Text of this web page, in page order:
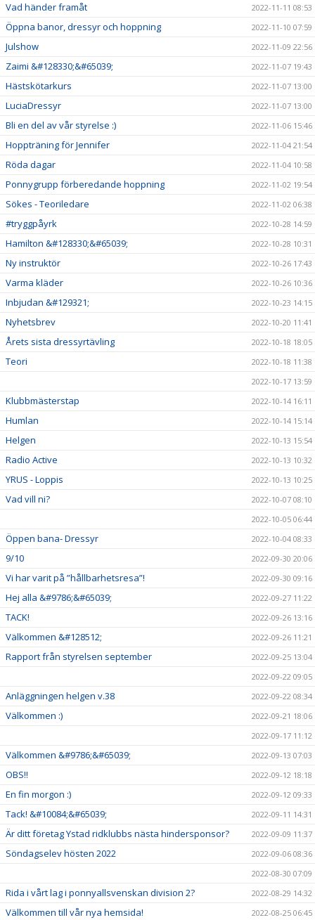
Vad händer framåt 2022-11-11 08:53
Öppna banor, dressyr och hoppning 2022-11-10 07:59
Julshow 2022-11-09 22:56
Zaimi &#128330;&#65039; 2022-11-07 19:43
Hästskötarkurs 2022-11-07 13:00
LuciaDressyr 2022-11-07 13:00
Bli en del av vår styrelse :) 2022-11-06 15:46
Hoppträning för Jennifer 2022-11-04 21:54
Röda dagar 2022-11-04 10:58
Ponnygrupp förberedande hoppning 2022-11-02 19:54
Sökes - Teoriledare 2022-11-02 06:38
#tryggpåyrk 2022-10-28 14:59
Hamilton &#128330;&#65039; 2022-10-28 10:31
Ny instruktör 2022-10-26 17:43
Varma kläder 2022-10-26 10:36
Inbjudan &#129321; 2022-10-23 14:15
Nyhetsbrev 2022-10-20 11:41
Årets sista dressyrtävling 2022-10-18 18:05
Teori
2022-10-18 11:38
2022-10-17 13:59
Klubbmästerstap 2022-10-14 16:11
Humlan 2022-10-14 15:14
Helgen 2022-10-13 15:54
Radio Active 2022-10-13 10:32
YRUS - Loppis 2022-10-13 10:25
Vad vill ni?
2022-10-07 08:10
2022-10-05 06:44
Öppen bana- Dressyr 2022-10-04 08:33
9/10 2022-09-30 20:06
Vi har varit på ”hållbarhetsresa”! 2022-09-30 09:16
Hej alla &#9786;&#65039; 2022-09-27 11:22
TACK! 2022-09-26 13:16
Välkommen &#128512; 2022-09-26 11:21
Rapport från styrelsen september
2022-09-25 13:04
2022-09-22 09:05
Anläggningen helgen v.38 2022-09-22 08:34
Välkommen :)
2022-09-21 18:06
2022-09-17 11:12
Välkommen &#9786;&#65039; 2022-09-13 07:03
OBS!! 2022-09-12 18:18
En fin morgon :) 2022-09-12 09:33
Tack! &#10084;&#65039; 2022-09-11 14:31
Är ditt företag Ystad ridklubbs nästa hindersponsor? 2022-09-09 11:37
Söndagselev hösten 2022
2022-09-06 08:36
2022-08-30 07:09
Rida i vårt lag i ponnyallsvenskan division 2? 2022-08-29 14:32
Välkommen till vår nya hemsida! 2022-08-25 06:45